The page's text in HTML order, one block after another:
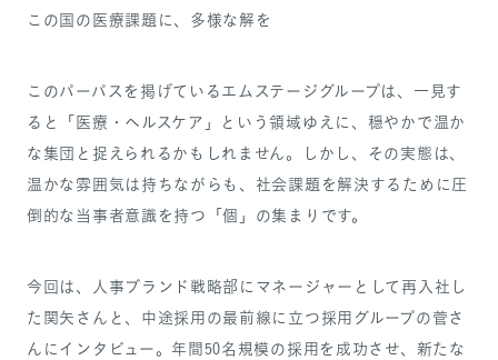
医療人材事業許可内容について
この国の医療課題に、多様な解を
このパーパスを掲げているエムステージグループは、一見す
ると「医療・ヘルスケア」という領域ゆえに、穏やかで温か
な集団と捉えられるかもしれません。しかし、その実態は、
温かな雰囲気は持ちながらも、社会課題を解決するために圧
倒的な当事者意識を持つ「個」の集まりです。
今回は、人事ブランド戦略部にマネージャーとして再入社し
た関矢さんと、中途採用の最前線に立つ採用グループの菅さ
んにインタビュー。年間50名規模の採用を成功させ、新たな